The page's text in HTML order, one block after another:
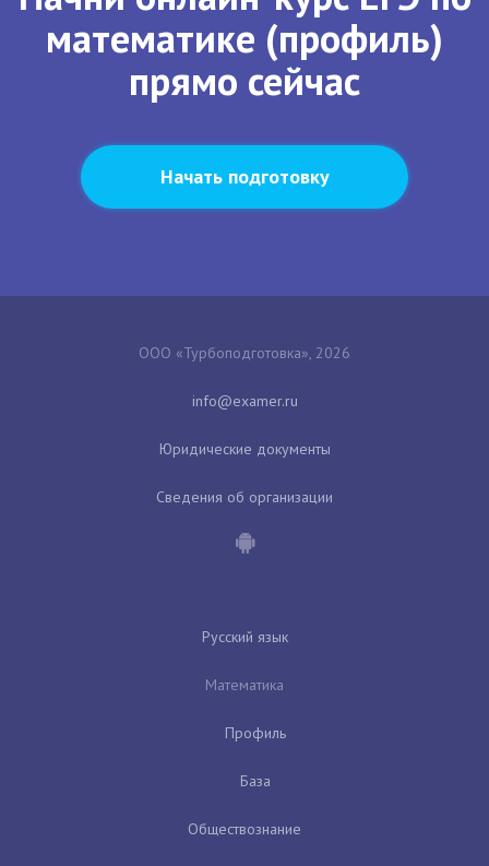
математике (профиль)
прямо сейчас
Начать подготовку
ООО «Турбоподготовка», 2026
Юридические документы
Сведения об организации
Русский язык
Математика
Профиль
База
Обществознание